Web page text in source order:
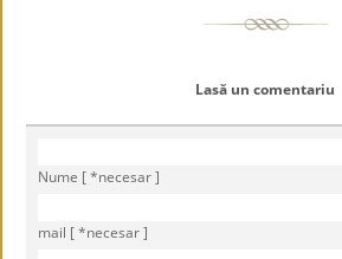
Lasă un comentariu
Nume [ *necesar ]
mail [ *necesar ]